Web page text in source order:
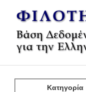
Κατηγορία